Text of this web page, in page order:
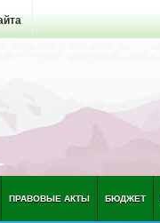
ПРАВОВЫЕ АКТЫ БЮДЖЕТ